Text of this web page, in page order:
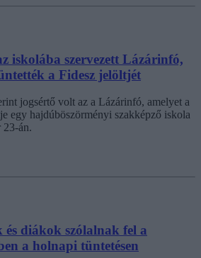
iskolába szervezett Lázárinfó,
a Fidesz jelöltjét
jogsértő volt az a Lázárinfó, amelyet a
egy hajdúböszörményi szakképző iskola
23-án.
és diákok szólalnak fel a
a holnapi tüntetésen